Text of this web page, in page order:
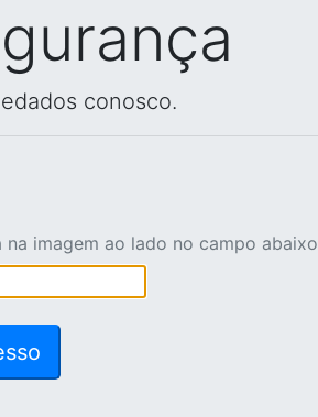
conosco.
na imagem ao lado no campo abaixo